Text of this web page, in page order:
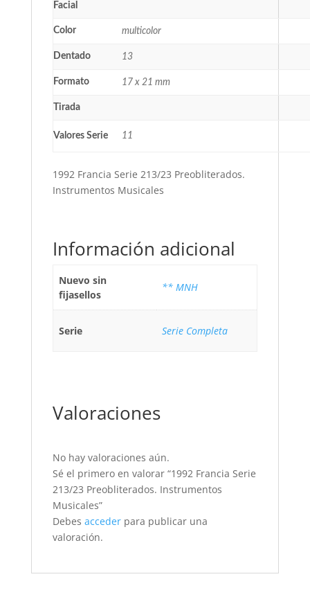
Facial
Color multicolor
Dentado 13
Formato 17 x 21 mm
Tirada
Valores Serie 11
1992 Francia Serie 213/23 Preobliterados.
Instrumentos Musicales
Información adicional
Nuevo sin
fijasellos
** MNH
Serie Serie Completa
Valoraciones
No hay valoraciones aún.
Sé el primero en valorar “1992 Francia Serie
213/23 Preobliterados. Instrumentos
Musicales”
Debes accederpara publicar una
valoración.